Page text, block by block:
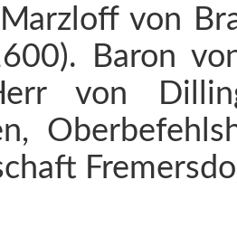
von
Baron
von